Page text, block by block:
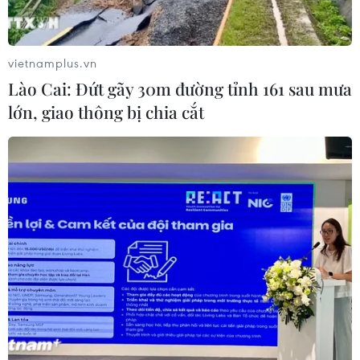
Bảo đảm ngày khai giảng thực sự là
ngày hội của học sinh và giáo viên
Xem thêm
CƠ QUAN CHỦ QUẢN: THÔNG TẤN XÃ VIỆT NAM
Tổng Biên tập: TRẦN TIẾN DUẨN
Phó Tổng Biên tập: NGUYỄN THỊ TÁM, KHÚC THANH
THỦY
vietnamplus.vn
Lào Cai: Đứt gãy 30m đường tỉnh 161 sau mưa
lớn, giao thông bị chia cắt